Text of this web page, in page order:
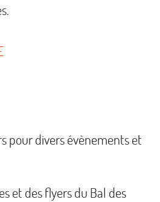
pour divers évènements et
et des flyers du Bal des